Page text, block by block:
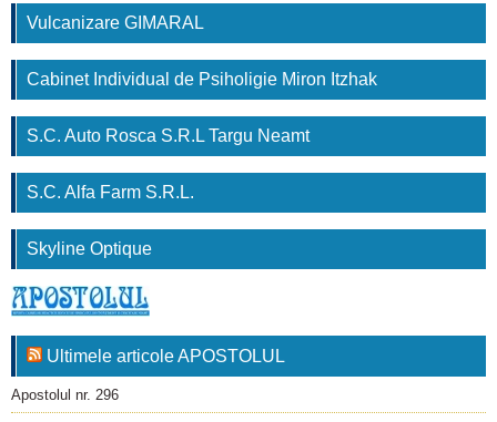
Vulcanizare GIMARAL
Cabinet Individual de Psiholigie Miron Itzhak
S.C. Auto Rosca S.R.L Targu Neamt
S.C. Alfa Farm S.R.L.
Skyline Optique
Ultimele articole APOSTOLUL
Apostolul nr. 296